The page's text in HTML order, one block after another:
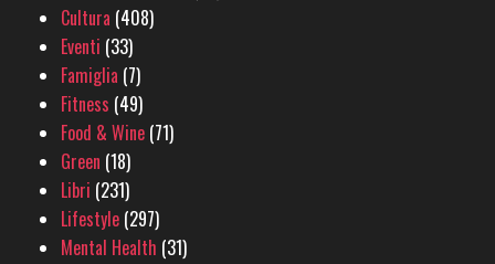
Cultura (408)
Eventi (33)
Famiglia (7)
Fitness (49)
Food & Wine (71)
Green (18)
Libri (231)
Lifestyle (297)
Mental Health (31)